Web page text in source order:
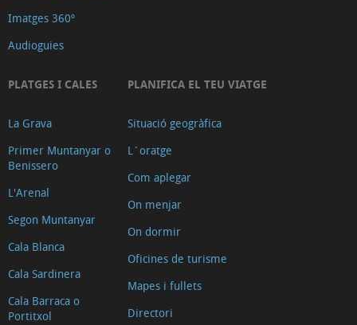
Imatges 360º
Audioguies
PLATGES I CALES
La Grava
Primer Muntanyar o
Benissero
L'Arenal
Segon Muntanyar
Cala Blanca
Cala Sardinera
Cala Barraca o
Portitxol
PLANIFICA EL TEU VIATGE
Situació geogràfica
L´oratge
Com aplegar
On menjar
On dormir
Oficines de turisme
Mapes i fullets
Directori